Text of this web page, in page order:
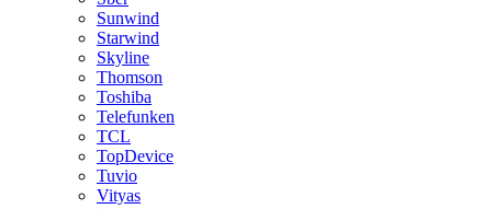
Sunwind
Starwind
Skyline
Thomson
Toshiba
Telefunken
TCL
TopDevice
Tuvio
Vityas